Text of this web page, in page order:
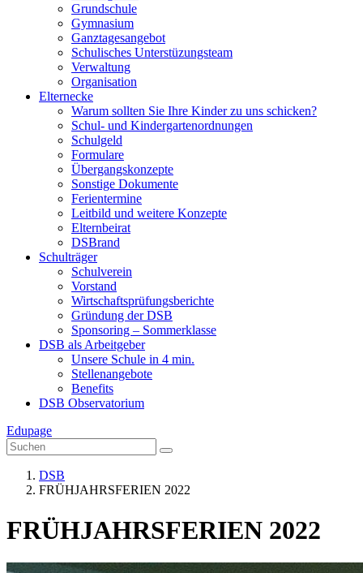
Grundschule
Gymnasium
Ganztagesangebot
Schulisches Unterstüzungsteam
Verwaltung
Organisation
Elternecke
Warum sollten Sie Ihre Kinder zu uns schicken?
Schul- und Kindergartenordnungen
Schulgeld
Formulare
Übergangskonzepte
Sonstige Dokumente
Ferientermine
Leitbild und weitere Konzepte
Elternbeirat
DSBrand
Schulträger
Schulverein
Vorstand
Wirtschaftsprüfungsberichte
Gründung der DSB
Sponsoring – Sommerklasse
DSB als Arbeitgeber
Unsere Schule in 4 min.
Stellenangebote
Benefits
DSB Observatorium
Edupage
DSB
FRÜHJAHRSFERIEN 2022
FRÜHJAHRSFERIEN 2022